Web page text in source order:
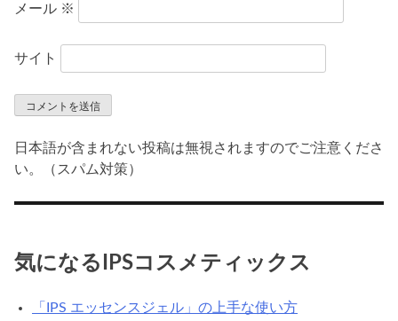
メール ※
サイト
日本語が含まれない投稿は無視されますのでご注意くださ
い。（スパム対策）
気になるIPSコスメティックス
「IPS エッセンスジェル」の上手な使い方